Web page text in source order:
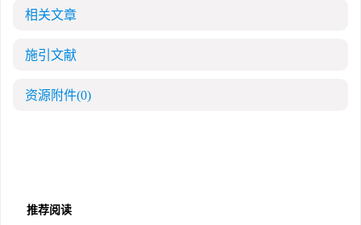
相关文章
施引文献
资源附件(0)
推荐阅读